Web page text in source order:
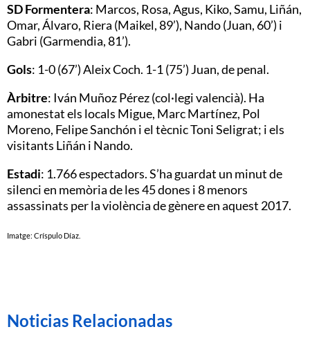
SD Formentera: Marcos, Rosa, Agus, Kiko, Samu, Liñán,
Omar, Álvaro, Riera (Maikel, 89’), Nando (Juan, 60’) i
Gabri (Garmendia, 81’).
Gols: 1-0 (67’) Aleix Coch. 1-1 (75’) Juan, de penal.
Àrbitre: Iván Muñoz Pérez (col·legi valencià). Ha
amonestat els locals Migue, Marc Martínez, Pol
Moreno, Felipe Sanchón i el tècnic Toni Seligrat; i els
visitants Liñán i Nando.
Estadi: 1.766 espectadors. S’ha guardat un minut de
silenci en memòria de les 45 dones i 8 menors
assassinats per la violència de gènere en aquest 2017.
Imatge: Críspulo Díaz.
Noticias Relacionadas